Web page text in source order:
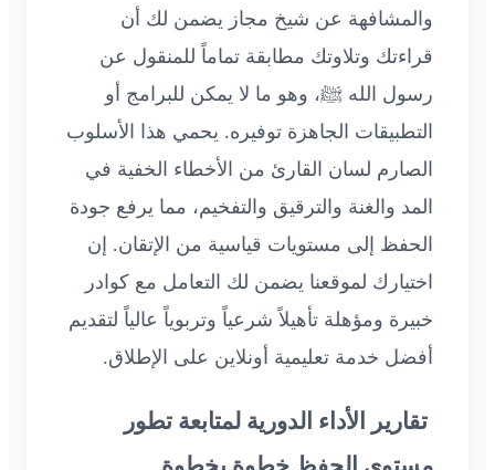
والمشافهة عن شيخ مجاز يضمن لك أن
قراءتك وتلاوتك مطابقة تماماً للمنقول عن
رسول الله ﷺ، وهو ما لا يمكن للبرامج أو
التطبيقات الجاهزة توفيره. يحمي هذا الأسلوب
الصارم لسان القارئ من الأخطاء الخفية في
المد والغنة والترقيق والتفخيم، مما يرفع جودة
الحفظ إلى مستويات قياسية من الإتقان. إن
اختيارك لموقعنا يضمن لك التعامل مع كوادر
خبيرة ومؤهلة تأهيلاً شرعياً وتربوياً عالياً لتقديم
أفضل خدمة تعليمية أونلاين على الإطلاق.
تقارير الأداء الدورية لمتابعة تطور